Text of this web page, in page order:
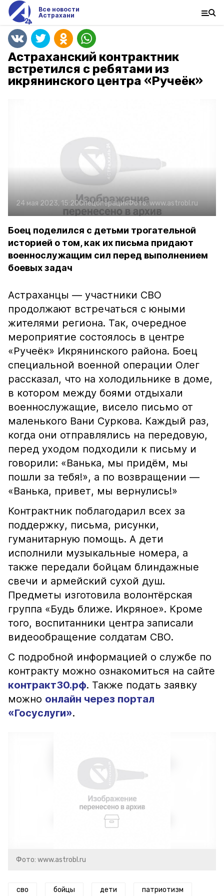
Все новости
Астрахани
Астраханский контрактник
встретился с ребятами из
икрянинского центра «Ручеёк»
24 мая 2023, 15:20СпецоперацияФото:www.astrobl.ru
Боец поделился с детьми трогательной
историей о том, как их письма придают
военнослужащим сил перед выполнением
боевых задач
Астраханцы — участники СВО
продолжают встречаться с юными
жителями региона. Так, очередное
мероприятие состоялось в центре
«Ручеёк» Икрянинского района. Боец
специальной военной операции Олег
рассказал, что на холодильнике в доме,
в котором между боями отдыхали
военнослужащие, висело письмо от
маленького Вани Суркова. Каждый раз,
когда они отправлялись на передовую,
перед уходом подходили к письму и
говорили: «Ванька, мы придём, мы
пошли за тебя!», а по возвращении —
«Ванька, привет, мы вернулись!»
Контрактник поблагодарил всех за
поддержку, письма, рисунки,
гуманитарную помощь. А дети
исполнили музыкальные номера, а
также передали бойцам блиндажные
свечи и армейский сухой душ.
Предметы изготовила волонтёрская
группа «Будь ближе. Икряное». Кроме
того, воспитанники центра записали
видеообращение солдатам СВО.
С подробной информацией о службе по
контракту можно ознакомиться на сайте
контракт30.рф. Также подать заявку
можно онлайн через портал
«Госуслуги».
Фото: www.astrobl.ru
сво бойцы дети патриотизм